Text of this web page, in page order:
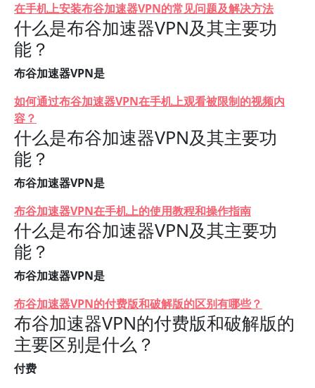
在手机上安装布谷加速器VPN的常见问题及解决方法
什么是布谷加速器VPN及其主要功
能？
布谷加速器VPN是
如何通过布谷加速器VPN在手机上观看被限制的视频内
容？
什么是布谷加速器VPN及其主要功
能？
布谷加速器VPN是
布谷加速器VPN在手机上的使用教程和操作指南
什么是布谷加速器VPN及其主要功
能？
布谷加速器VPN是
布谷加速器VPN的付费版和破解版的区别有哪些？
布谷加速器VPN的付费版和破解版的
主要区别是什么？
付费